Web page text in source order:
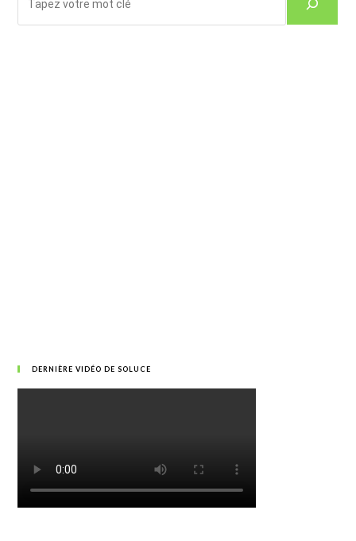
DERNIÈRE VIDÉO DE SOLUCE